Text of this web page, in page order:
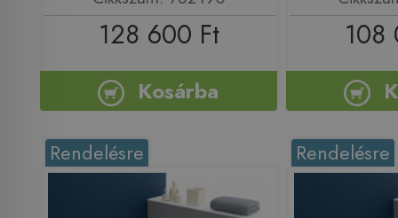
128 600 Ft
Kosárba
108
Rendelésre Rendelésre